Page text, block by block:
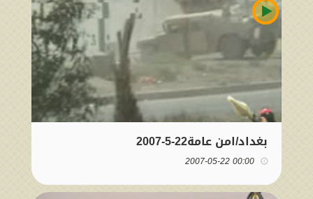
بغداد/امن عامة22-5-2007
00:00 2007-05-22